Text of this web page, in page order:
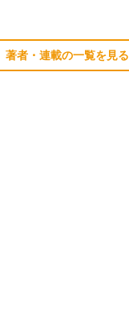
著者・連載の一覧を見る